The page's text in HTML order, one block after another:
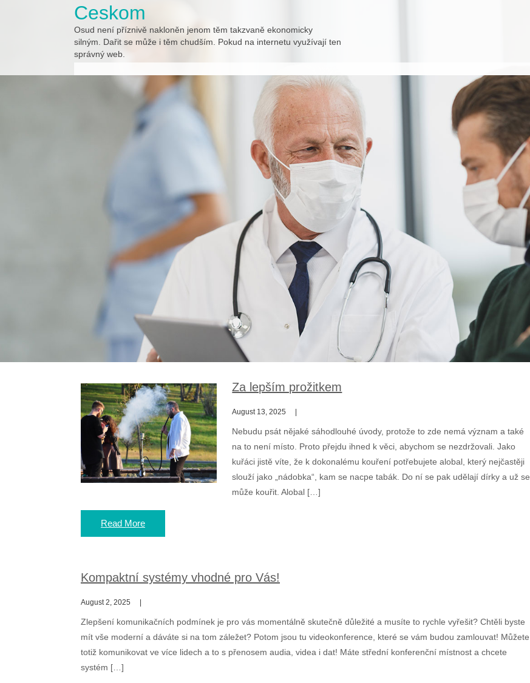
Ceskom
Osud není příznivě nakloněn jenom těm takzvaně ekonomicky
silným. Dařit se může i těm chudším. Pokud na internetu využívají ten
správný web.
Za lepším prožitkem
August 13, 2025
Nebudu psát nějaké sáhodlouhé úvody, protože to zde nemá význam a také
na to není místo. Proto přejdu ihned k věci, abychom se nezdržovali. Jako
kuřáci jistě víte, že k dokonalému kouření potřebujete alobal, který nejčastěji
slouží jako „nádobka“, kam se nacpe tabák. Do ní se pak udělají dírky a už se
může kouřit. Alobal […]
Read More
Kompaktní systémy vhodné pro Vás!
August 2, 2025
Zlepšení komunikačních podmínek je pro vás momentálně skutečně důležité a musíte to rychle vyřešit? Chtěli byste
mít vše moderní a dáváte si na tom záležet? Potom jsou tu videokonference, které se vám budou zamlouvat! Můžete
totiž komunikovat ve více lidech a to s přenosem audia, videa i dat! Máte střední konferenční místnost a chcete
systém […]